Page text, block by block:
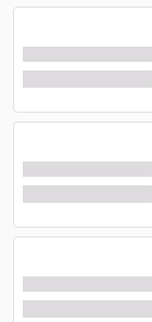
که به تایپ های
اتاق های این
رونا مشهد
میهمانان